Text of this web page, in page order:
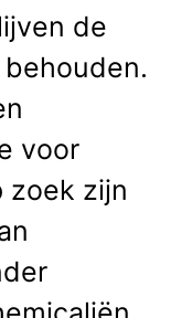
de
voor
zoek zijn